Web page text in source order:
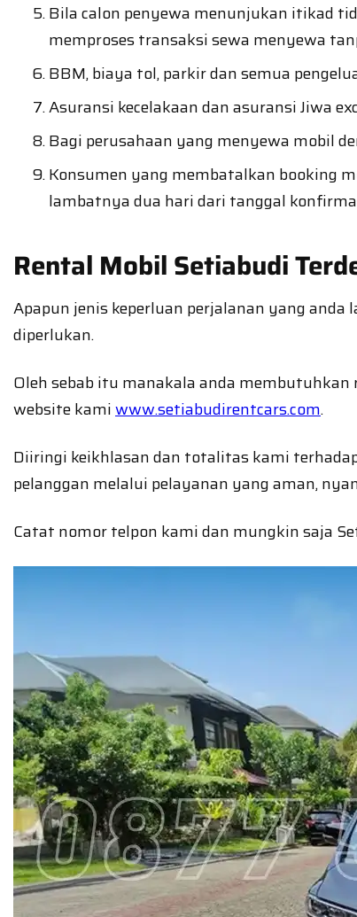
Bila calon penyewa menunjukan itikad
memproses transaksi sewa menyewa
BBM, biaya tol, parkir dan semua
Asuransi kecelakaan dan asuransi Jiwa
Bagi perusahaan yang menyewa mobil
Konsumen yang membatalkan booking
lambatnya dua hari dari tanggal
Rental Mobil Setiabudi
Apapun jenis keperluan perjalanan yang
diperlukan.
Oleh sebab itu manakala anda
website kamiwww.setiabudirentcars.com.
Diiringi keikhlasan dan totalitas kami
pelanggan melalui pelayanan yang aman,
Catat nomor telpon kami dan mungkin saja